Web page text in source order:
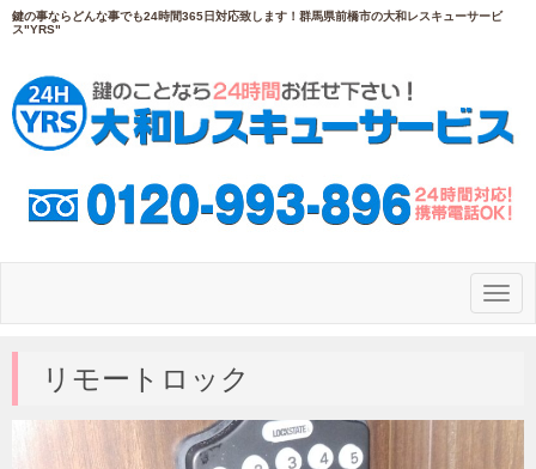
鍵の事ならどんな事でも24時間365日対応致します！群馬県前橋市の大和レスキューサービ
ス"YRS"
N
a
o
リモートロック